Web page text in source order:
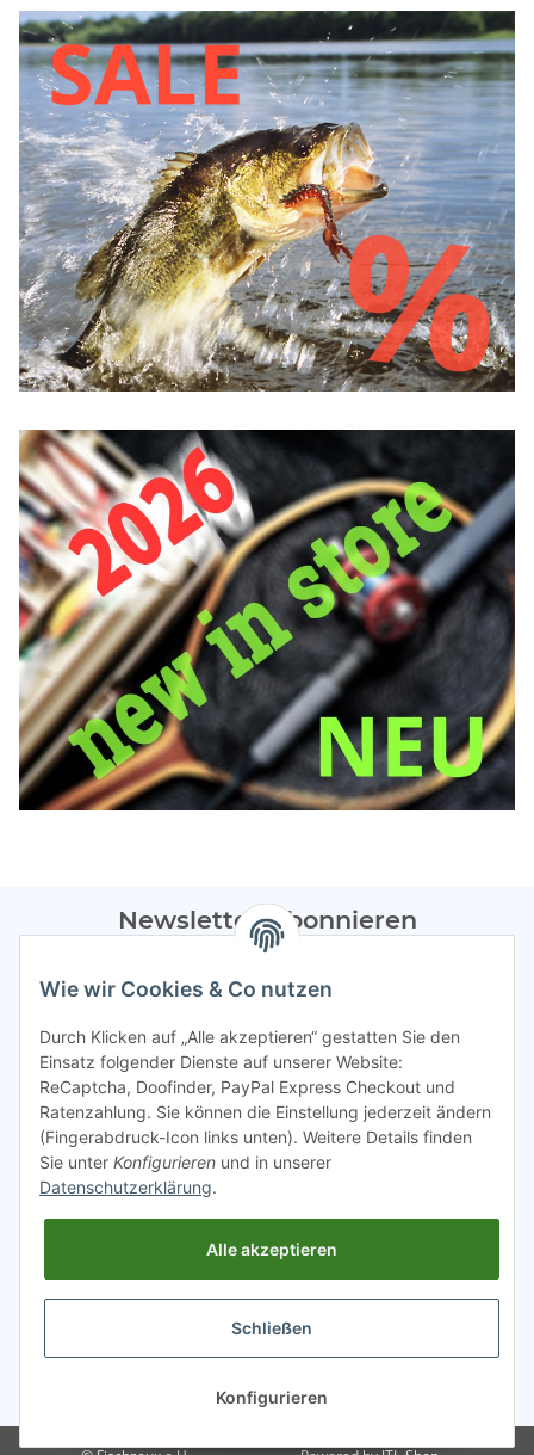
Newsletter Abonnieren
Bitte sendet mir entsprechend eurer
regelmäßig Infos zu euren Aktionen per E-Mail zu.
Abonnieren
Spamschutz aktiv
Gesetzliche Informationen
* Alle Preise inkl. gesetzlicher USt.
Wie wir Cookies & Co nutzen
Durch Klicken auf „Alle akzeptieren“ gestatten Sie den
Einsatz folgender Dienste auf unserer Website:
ReCaptcha, Doofinder, PayPal Express Checkout und
Ratenzahlung. Sie können die Einstellung jederzeit ändern
(Fingerabdruck-Icon links unten). Weitere Details finden
Sie unter Konfigurieren und in unserer
Datenschutzerklärung.
Alle akzeptieren
Schließen
Konfigurieren